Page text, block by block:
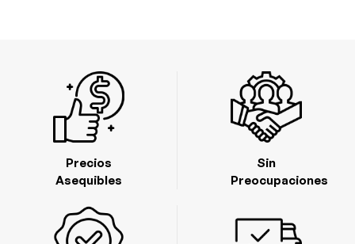
Precios
Asequibles
Sin
Preocupaciones